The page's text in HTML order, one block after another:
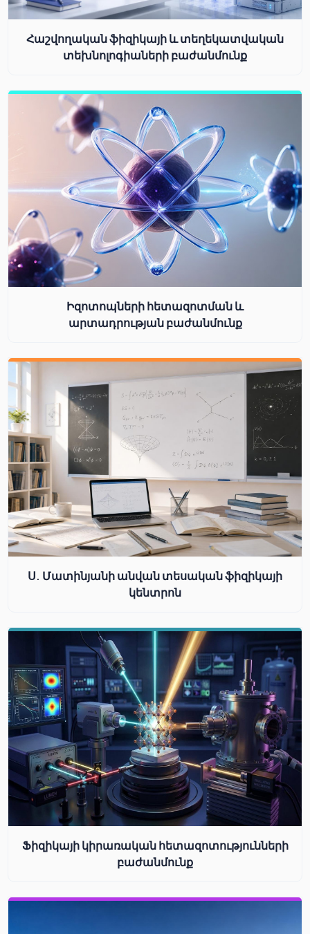
Հաշվողական ֆիզիկայի և տեղեկատվական
տեխնոլոգիաների բաժանմունք
Իզոտոպների հետազոտման և
արտադրության բաժանմունք
Ս. Մատինյանի անվան տեսական ֆիզիկայի
կենտրոն
Ֆիզիկայի կիրառական հետազոտությունների
բաժանմունք